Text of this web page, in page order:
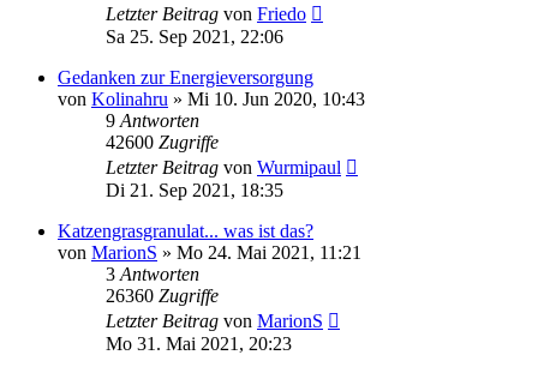
Letzter Beitrag von Friedo
Sa 25. Sep 2021, 22:06
Gedanken zur Energieversorgung
von Kolinahru » Mi 10. Jun 2020, 10:43
9 Antworten
42600 Zugriffe
Letzter Beitrag von Wurmipaul
Di 21. Sep 2021, 18:35
Katzengrasgranulat... was ist das?
von MarionS » Mo 24. Mai 2021, 11:21
3 Antworten
26360 Zugriffe
Letzter Beitrag von MarionS
Mo 31. Mai 2021, 20:23